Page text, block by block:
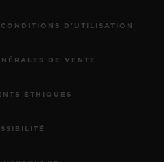
D'UTILISATION
DE VENTE
ÉTHIQUES